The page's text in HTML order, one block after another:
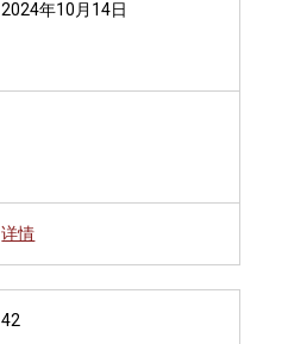
2024年10月14日
详情
42